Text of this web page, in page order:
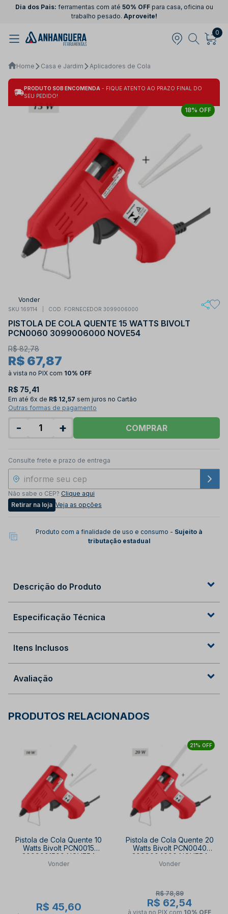
Dia dos Pais: ferramentas com até 50% OFFpara casa, oficina ou
trabalho pesado. Aproveite!
0
Home Casa e Jardim Aplicadores de Cola
PRODUTO SOB ENCOMENDA - FIQUE ATENTO AO PRAZO FINAL DO
SEU PEDIDO!
18% OFF
Vonder
SKU 169114 COD. FORNECEDOR 3099006000
PISTOLA DE COLA QUENTE 15 WATTS BIVOLT
PCN0060 3099006000 NOVE54
R$ 82,78
R$ 67,87
à vista no PIX com 10% OFF
R$ 75,41
Em até 6x de R$ 12,57 sem juros no Cartão
Outras formas de pagamento
- + COMPRAR
Consulte frete e prazo de entrega
Não sabe o CEP? Clique aqui
Retirar na loja Veja as opções
Produto com a finalidade de uso e consumo - Sujeito à
tributação estadual
Descrição do Produto
Especificação Técnica
Itens Inclusos
Avaliação
PRODUTOS RELACIONADOS
Pistola de Cola Quente 10
Watts Bivolt PCN0015
3099001500 NOVE54
Vonder
R$ 45,60
21% OFF
Pistola de Cola Quente 20
Watts Bivolt PCN0040
3099004000 NOVE54
Vonder
R$ 78,89
R$ 62,54
à vista no PIX com 10% OFF